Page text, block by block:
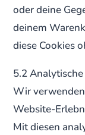
oder deine
deinem
diese Cookies
5.2
Wir
Website-
Mit diesen